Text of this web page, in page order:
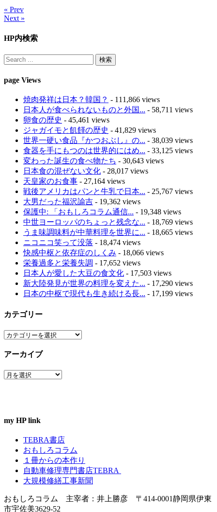
« Prev
Next »
HP内検索
page Views
焼肉発祥は日本？韓国？ - 111,866 views
日本人が食べられないものと外国... - 58,711 views
卵食の歴史 - 45,461 views
ジャガイモと飢饉の歴史 - 41,829 views
世界一硬い食品『かつおぶし』の... - 38,039 views
食器を手にもつのは世界的にはめ... - 33,125 views
変わった誕生の食べ物たち - 30,643 views
日本食の混ぜない文化 - 28,017 views
天皇家のお食事 - 27,164 views
戦後アメリカはパンと牛乳で日本... - 25,767 views
大男だった福沢諭吉 - 19,362 views
保護中: 「おもしろコラム通信... - 19,348 views
中世ヨーロッパのちょっと残念な... - 18,769 views
うま味調味料が中華料理を世界に... - 18,665 views
ニコニコ笑って没落 - 18,474 views
快感中枢と依存症のしくみ - 18,066 views
栄養過多と栄養失調 - 17,652 views
日本人が愛した大豆の食文化 - 17,503 views
新大陸発見が世界の料理を変えた... - 17,290 views
日本の中枢で現代も生き続ける長... - 17,199 views
カテゴリー
カ
ゴ
ー
アーカイブ
ア
my HP link
TEBRA書店
おもしろコラム
１冊からの本作り
自動車修理専門書店TEBRA
大規模修繕工事新聞
おもしろコラム 主宰者：井上勝彦 〒414-0001静岡県伊東
市宇佐美3629-52